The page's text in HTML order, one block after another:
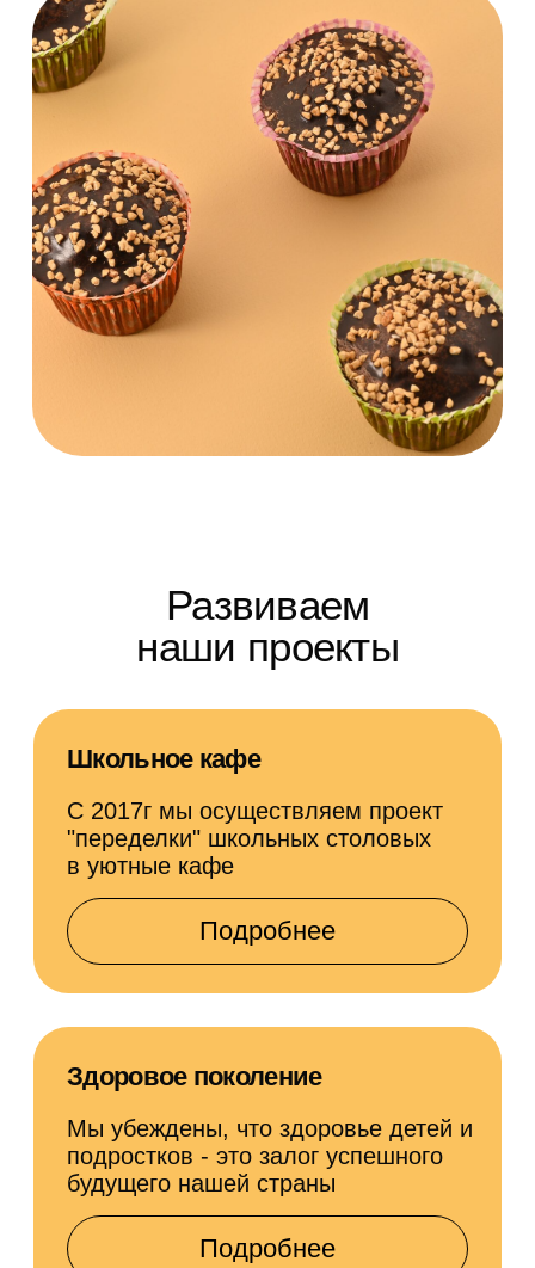
Корпоративный
университет
Поддерживаем непрерывное
и их профессиональный рост
Узнать подробнее
Подробнее
Собираем
Сегодня в компании трудятся около 800
Все они социально защищены и имеют
возможности для роста.
Узнать подробнее
Поэтому особое внимание мы уделяем
подбору и развитию специалистов.
экспертным опытом